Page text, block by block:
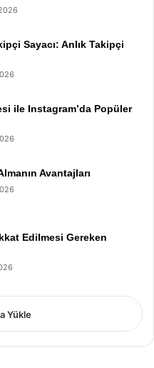
Sayacı: Anlık Takipçi
ile Instagram’da Popüler
Avantajları
Edilmesi Gereken
Yükle